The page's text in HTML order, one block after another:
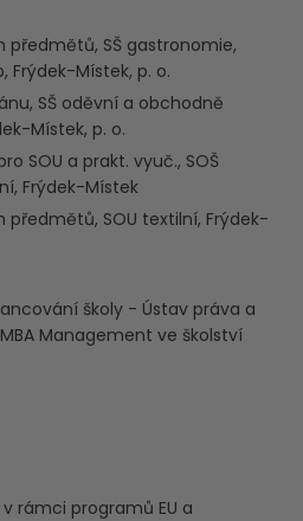
předmětů, SŠ gastronomie,
Frýdek-Místek, p. o.
SŠ oděvní a obchodně
Místek, p. o.
SOU a prakt. vyuč., SOŠ
Frýdek-Místek
předmětů, SOU textilní, Frýdek-
školy - Ústav práva a
Management ve školství
rámci programů EU a